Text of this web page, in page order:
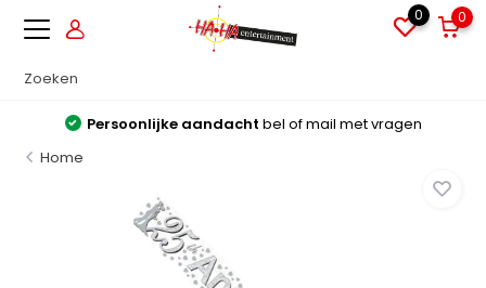
0 0
Persoonlijke aandacht bel of mail met vragen
Home